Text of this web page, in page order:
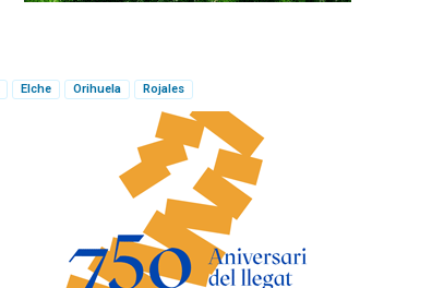
Elche Orihuela Rojales